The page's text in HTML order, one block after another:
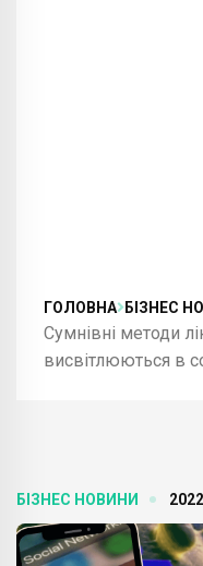
ГОЛОВНА БІЗНЕС
Сумнівні методи
висвітлюються в
БІЗНЕС НОВИНИ